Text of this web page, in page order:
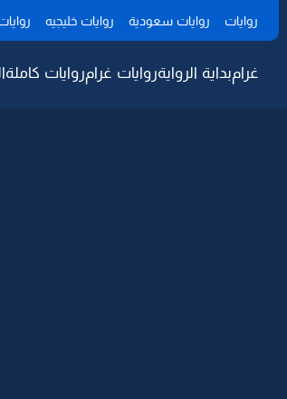
روايات روايات سعودية روايات خليجيه
غرامبداية الروايةروايات غرامروايات كاملة